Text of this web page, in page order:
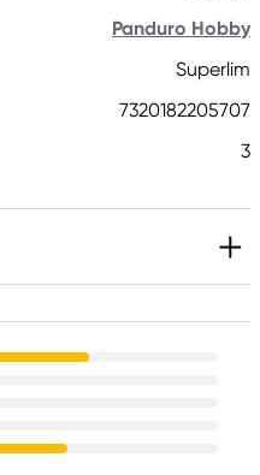
Panduro Hobby
Superlim
7320182205707
3
sammen hud og øyne
utilgjengelig for barn.
luftveiene.
legehjelp, ha